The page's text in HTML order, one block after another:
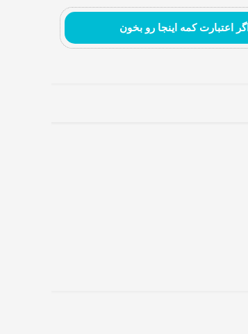
اگر اعتبارت کمه اینجا رو بخون